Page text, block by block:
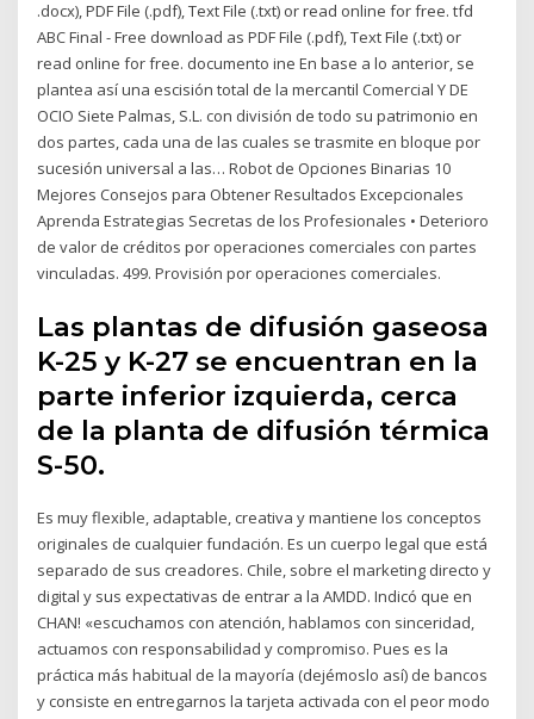
.docx), PDF File (.pdf), Text File (.txt) or read online for free. tfd
ABC Final - Free download as PDF File (.pdf), Text File (.txt) or
read online for free. documento ine En base a lo anterior, se
plantea así una escisión total de la mercantil Comercial Y DE
OCIO Siete Palmas, S.L. con división de todo su patrimonio en
dos partes, cada una de las cuales se trasmite en bloque por
sucesión universal a las… Robot de Opciones Binarias 10
Mejores Consejos para Obtener Resultados Excepcionales
Aprenda Estrategias Secretas de los Profesionales • Deterioro
de valor de créditos por operaciones comerciales con partes
vinculadas. 499. Provisión por operaciones comerciales.
Las plantas de difusión gaseosa
K-25 y K-27 se encuentran en la
parte inferior izquierda, cerca
de la planta de difusión térmica
S-50.
Es muy flexible, adaptable, creativa y mantiene los conceptos
originales de cualquier fundación. Es un cuerpo legal que está
separado de sus creadores. Chile, sobre el marketing directo y
digital y sus expectativas de entrar a la AMDD. Indicó que en
CHAN! «escuchamos con atención, hablamos con sinceridad,
actuamos con responsabilidad y compromiso. Pues es la
práctica más habitual de la mayoría (dejémoslo así) de bancos
y consiste en entregarnos la tarjeta activada con el peor modo